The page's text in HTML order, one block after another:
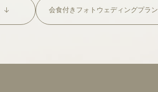
会食付き フォトウェディングプラン